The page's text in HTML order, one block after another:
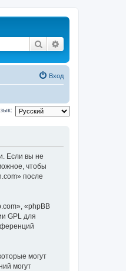
Поиск
Вход
Если вы не
чтобы
после
«phpBB
GPL для
могут
могут